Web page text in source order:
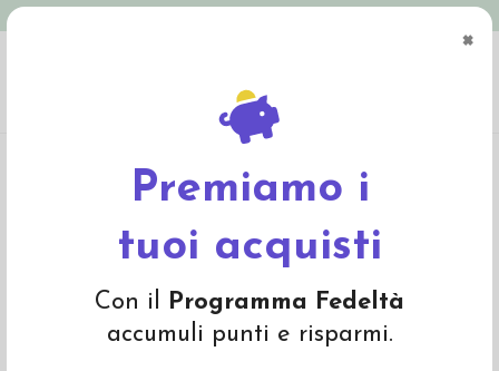
×
Premiamo i
tuoi acquisti
Con il Programma Fedeltà
accumuli punti e risparmi.
Lana cardata colore Marrone Scuro 16015